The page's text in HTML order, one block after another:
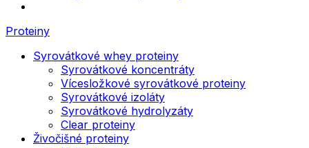
Proteiny
Syrovátkové whey proteiny
Syrovátkové koncentráty
Vícesložkové syrovátkové proteiny
Syrovátkové izoláty
Syrovátkové hydrolyzáty
Clear proteiny
Živočišné proteiny